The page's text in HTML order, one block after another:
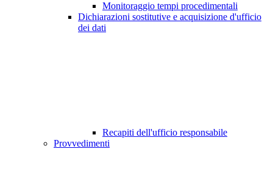
Monitoraggio tempi procedimentali
Dichiarazioni sostitutive e acquisizione d'ufficio
dei dati
Recapiti dell'ufficio responsabile
Provvedimenti